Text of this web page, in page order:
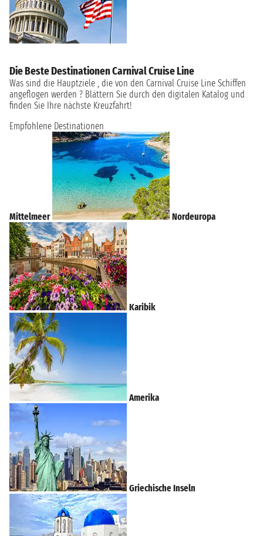
Die Beste Destinationen Carnival Cruise Line
Was sind die Hauptziele , die von den Carnival Cruise Line Schiffen
angeflogen werden ? Blättern Sie durch den digitalen Katalog und
finden Sie Ihre nächste Kreuzfahrt!
Empfohlene Destinationen
Mittelmeer Nordeuropa
Karibik
Amerika
Griechische Inseln